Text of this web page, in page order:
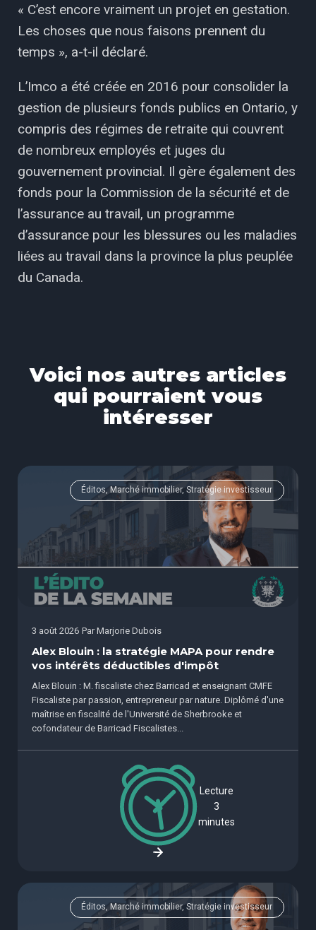
« C’est encore vraiment un projet en gestation.
Les choses que nous faisons prennent du
temps », a-t-il déclaré.
L’Imco a été créée en 2016 pour consolider la
gestion de plusieurs fonds publics en Ontario, y
compris des régimes de retraite qui couvrent
de nombreux employés et juges du
gouvernement provincial. Il gère également des
fonds pour la Commission de la sécurité et de
l’assurance au travail, un programme
d’assurance pour les blessures ou les maladies
liées au travail dans la province la plus peuplée
du Canada.
Voici nos autres articles
qui pourraient vous
intéresser
Éditos, Marché immobilier, Stratégie investisseur
3 août 2026 Par Marjorie Dubois
Alex Blouin : la stratégie MAPA pour rendre
vos intérêts déductibles d'impôt
Alex Blouin : M. fiscaliste chez Barricad et enseignant CMFE
Fiscaliste par passion, entrepreneur par nature. Diplômé d'une
maîtrise en fiscalité de l'Université de Sherbrooke et
cofondateur de Barricad Fiscalistes...
Lecture
3
minutes
Éditos, Marché immobilier, Stratégie investisseur